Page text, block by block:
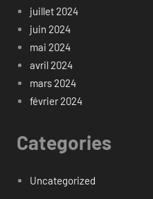
juillet 2024
juin 2024
mai 2024
avril 2024
mars 2024
février 2024
Categories
Uncategorized